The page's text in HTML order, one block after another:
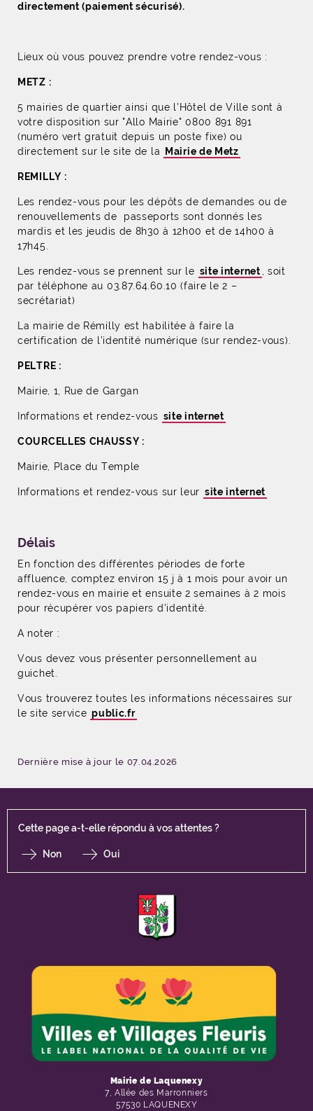
directement (paiement sécurisé).
Lieux où vous pouvez prendre votre rendez-vous :
METZ :
5 mairies de quartier ainsi que l'Hôtel de Ville sont à
votre disposition sur "Allo Mairie" 0800 891 891
(numéro vert gratuit depuis un poste fixe) ou
directement sur le site de la
Mairie de Metz
REMILLY :
Les rendez-vous pour les dépôts de demandes ou de
renouvellements de passeports sont donnés les
mardis et les jeudis de 8h30 à 12h00 et de 14h00 à
17h45.
Les rendez-vous se prennent sur le site internet
, soit
par téléphone au 03.87.64.60.10 (faire le 2 –
secrétariat)
La mairie de Rémilly est habilitée à faire la
certification de l’identité numérique (sur rendez-vous).
PELTRE :
Mairie, 1, Rue de Gargan
Informations et rendez-vous site internet
COURCELLES CHAUSSY :
Mairie, Place du Temple
Informations et rendez-vous sur leur site internet
Délais
En fonction des différentes périodes de forte
affluence, comptez environ 15 j à 1 mois pour avoir un
rendez-vous en mairie et ensuite 2 semaines à 2 mois
pour récupérer vos papiers d'identité.
A noter :
Vous devez vous présenter personnellement au
guichet.
Vous trouverez toutes les informations nécessaires sur
le site service public.fr
Dernière mise à jour le 07.04.2026
Cette page a-t-elle répondu à vos attentes ?
Non Oui
Mairie de Laquenexy
7, Allée des Marronniers
57530 LAQUENEXY